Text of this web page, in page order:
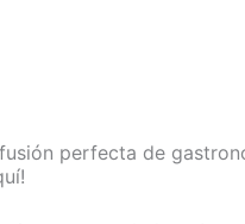
perfecta de